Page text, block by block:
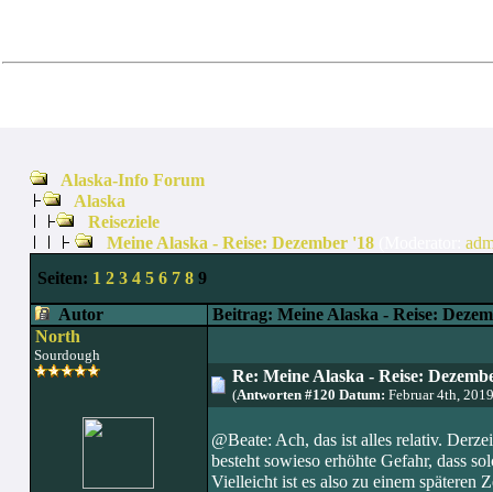
Alaska-Info Forum
Alaska
Reiseziele
Meine Alaska - Reise: Dezember '18
Seiten: 1 2 3 4 5 6 7 89
Autor
Beitrag: Meine Alaska - Reise:
North
Sourdough
Re: Meine Alaska - Reise:
(Antworten #120 Datum: Februar 4th,
@Beate: Ach, das ist alles relativ.
besteht sowieso erhöhte Gefahr, dass
Vielleicht ist es also zu einem späteren